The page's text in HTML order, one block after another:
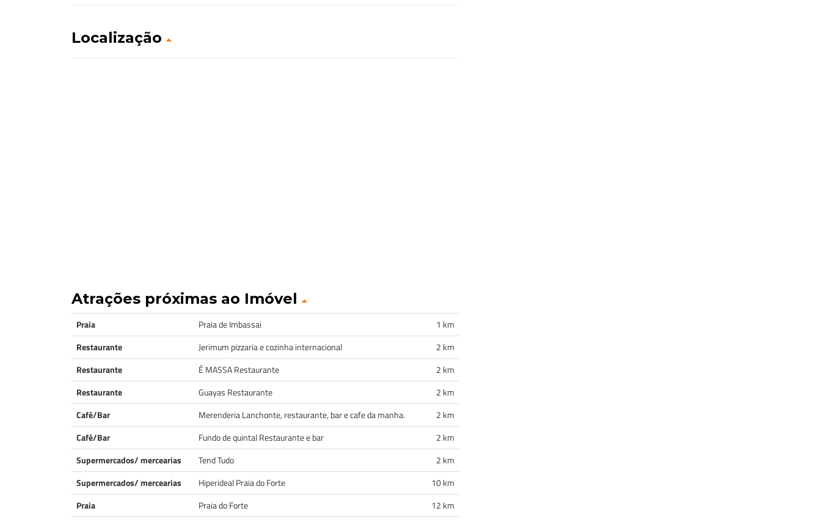
Localização
Atrações próximas ao Imóvel
Praia Praia de Imbassai
1 km
Restaurante
Jerimum pizzaria e cozinha internacional
2 km
Restaurante
É MASSA Restaurante
2 km
Restaurante
Guayas Restaurante
2 km
Café/Bar
Merenderia Lanchonte, restaurante, bar e cafe da manha.
2 km
Café/Bar
Fundo de quintal Restaurante e bar
2 km
Supermercados/ mercearias
Tend Tudo
2 km
Supermercados/ mercearias
Hiperideal Praia do Forte
10 km
Praia
Praia do Forte
12 km